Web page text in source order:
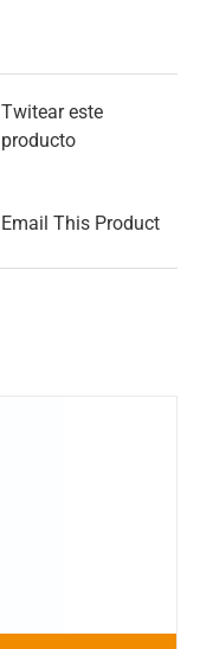
Twitear este
producto
Email This Product